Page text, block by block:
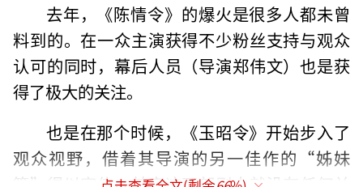
去年，《陈情令》的爆火是很多人都未曾
料到的。在一众主演获得不少粉丝支持与观众
认可的同时，幕后人员（导演郑伟文）也是获
得了极大的关注。
也是在那个时候，《玉昭令》开始步入了
观众视野，借着其导演的另一佳作的“姊妹